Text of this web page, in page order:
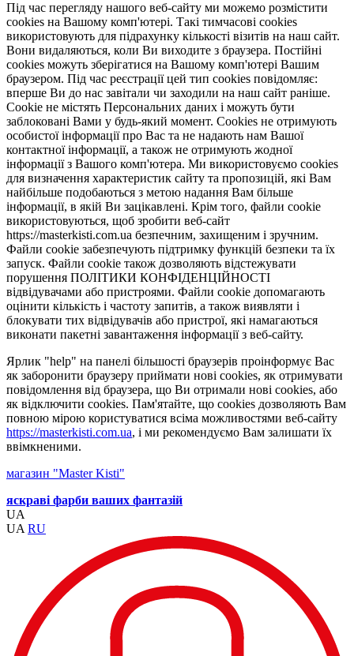
Під час перегляду нашого веб-сайту ми можемо розмістити
cookies на Вашому комп'ютері. Такі тимчасові cookies
використовують для підрахунку кількості візитів на наш сайт.
Вони видаляються, коли Ви виходите з браузера. Постійні
cookies можуть зберігатися на Вашому комп'ютері Вашим
браузером. Під час реєстрації цей тип cookies повідомляє:
вперше Ви до нас завітали чи заходили на наш сайт раніше.
Cookie не містять Персональних даних і можуть бути
заблоковані Вами у будь-який момент. Сookies не отримують
особистої інформації про Вас та не надають нам Вашої
контактної інформації, а також не отримують жодної
інформації з Вашого комп'ютера. Ми використовуємо cookies
для визначення характеристик сайту та пропозицій, які Вам
найбільше подобаються з метою надання Вам більше
інформації, в якій Ви зацікавлені. Крім того, файли cookie
використовуються, щоб зробити веб-сайт
https://masterkisti.com.ua безпечним, захищеним і зручним.
Файли cookie забезпечують підтримку функцій безпеки та їх
запуск. Файли cookie також дозволяють відстежувати
порушення ПОЛІТИКИ КОНФІДЕНЦІЙНОСТІ
відвідувачами або пристроями. Файли cookie допомагають
оцінити кількість і частоту запитів, а також виявляти і
блокувати тих відвідувачів або пристрої, які намагаються
виконати пакетні завантаження інформації з веб-сайту.
Ярлик "help" на панелі більшості браузерів проінформує Вас
як заборонити браузеру приймати нові cookies, як отримувати
повідомлення від браузера, що Ви отримали нові cookies, або
як відключити cookies. Пам'ятайте, що cookies дозволяють Вам
повною мірою користуватися всіма можливостями веб-сайту
https://masterkisti.com.ua, і ми рекомендуємо Вам залишати їх
ввімкненими.
магазин "Master Kisti"
яскраві фарби ваших фантазій
UA
UA RU